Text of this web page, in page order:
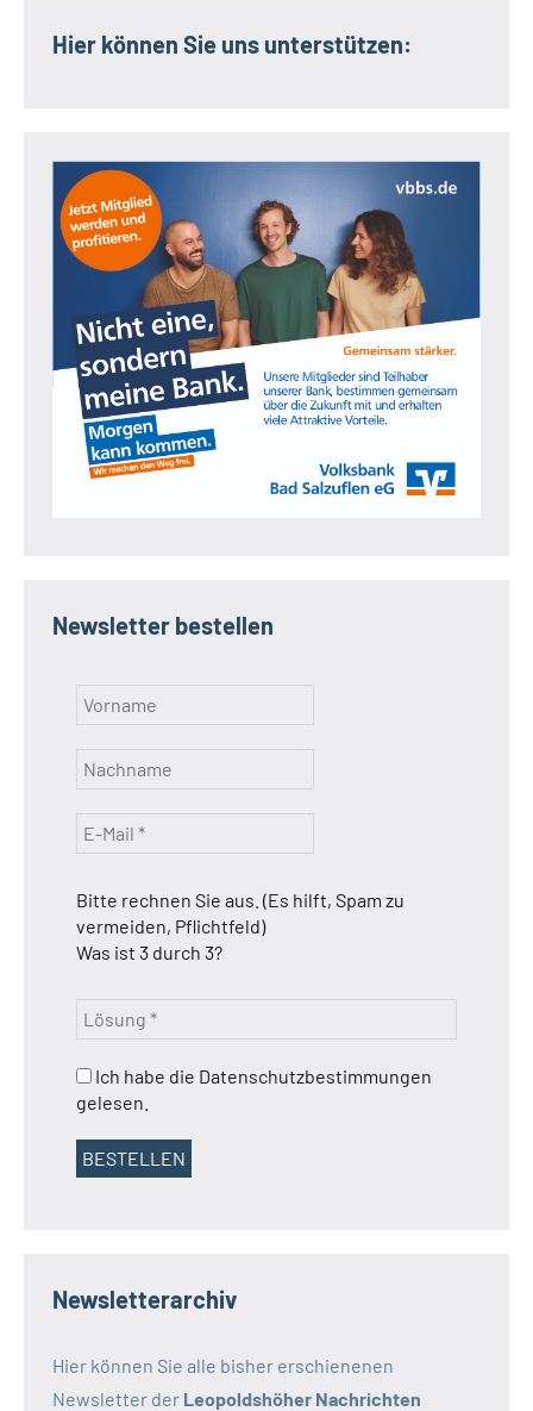
Hier können Sie uns unterstützen:
Newsletter bestellen
Bitte rechnen Sie aus. (Es hilft, Spam zu
vermeiden, Pflichtfeld)
Was ist 3 durch 3?
Ich habe die Datenschutzbestimmungen
gelesen.
Newsletterarchiv
Hier können Sie alle bisher erschienenen
Newsletter der Leopoldshöher Nachrichten